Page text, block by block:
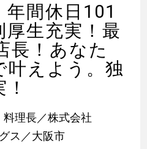
年間休日101
厚生充実！最
長！あなた
叶えよう。独
理長／株式会社
ス／大阪市